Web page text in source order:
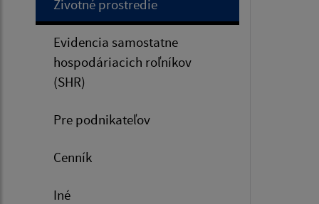
Životné prostredie
Evidencia samostatne
hospodáriacich roľníkov
(SHR)
Pre podnikateľov
Cenník
Iné